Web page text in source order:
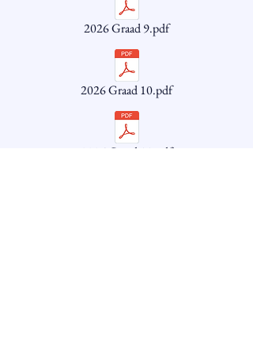
2026 Graad 9.pdf
2026 Graad 10.pdf
2026 Graad 11.pdf